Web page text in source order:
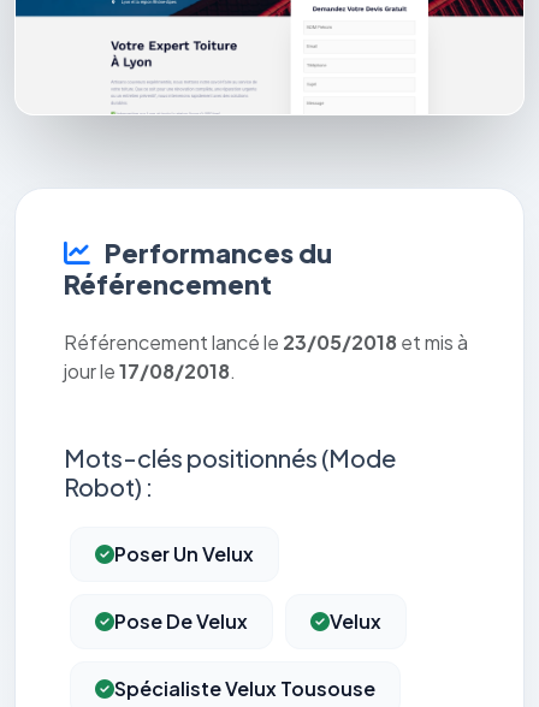
Performances du
Référencement
Référencement lancé le 23/05/2018 et mis à
jour le17/08/2018.
Mots-clés positionnés (Mode
Robot) :
Poser Un Velux
Pose De Velux Velux
Spécialiste Velux Tousouse